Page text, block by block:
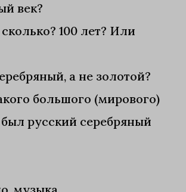
век?
100 лет? Или
а не золотой?
большого (мирового)
русский серебряный